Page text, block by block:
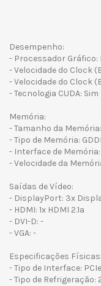
Desempenho:
- Processador Gráfico:
- Velocidade do Clock
- Velocidade do Clock
- Tecnologia CUDA: Sim
Memória:
- Tamanho da
- Tipo de Memória:
- Interface de
- Velocidade da
Saídas de Vídeo:
- DisplayPort: 3x
- HDMI: 1x HDMI 2.1a
- DVI-D: -
- VGA: -
Especificações Físicas:
- Tipo de Interface:
- Tipo de Refrigeração: